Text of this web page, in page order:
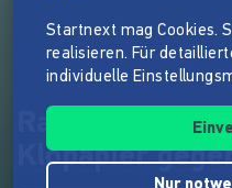
Rassismus ist
Klopapier
Startnext mag Cookies.
realisieren. Für
individuelle